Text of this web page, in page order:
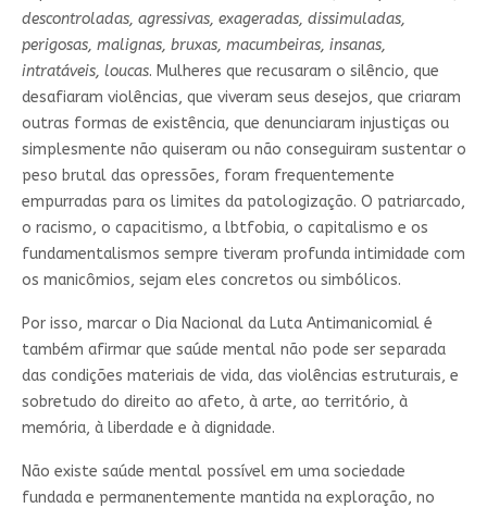
descontroladas, agressivas, exageradas, dissimuladas,
perigosas, malignas, bruxas, macumbeiras, insanas,
intratáveis, loucas. Mulheres que recusaram o silêncio, que
desafiaram violências, que viveram seus desejos, que criaram
outras formas de existência, que denunciaram injustiças ou
simplesmente não quiseram ou não conseguiram sustentar o
peso brutal das opressões, foram frequentemente
empurradas para os limites da patologização. O patriarcado,
o racismo, o capacitismo, a lbtfobia, o capitalismo e os
fundamentalismos sempre tiveram profunda intimidade com
os manicômios, sejam eles concretos ou simbólicos.
Por isso, marcar o Dia Nacional da Luta Antimanicomial é
também afirmar que saúde mental não pode ser separada
das condições materiais de vida, das violências estruturais, e
sobretudo do direito ao afeto, à arte, ao território, à
memória, à liberdade e à dignidade.
Não existe saúde mental possível em uma sociedade
fundada e permanentemente mantida na exploração, no